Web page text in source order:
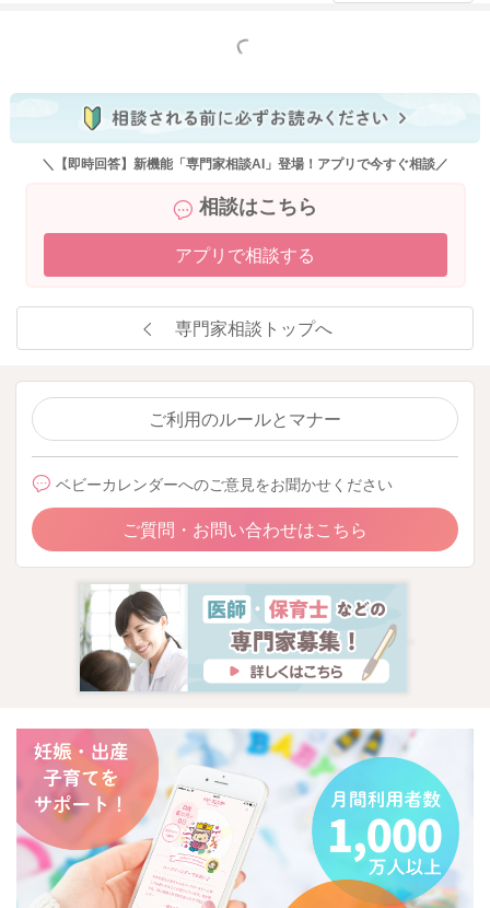
が落ち着くとまた自然に眠れるようになるお子さんも多いです
にする日を作ったり、お子さんの昼寝中は一緒に横になる寝て
おくなど、休息も大事にしてくださいね。
もっと見る
＼【即時回答】新機能「専門家相談AI」登場！アプリで今すぐ相談／
相談はこちら
アプリで相談する
専門家相談トップへ
ご利用のルールとマナー
ベビーカレンダーへのご意見をお聞かせください
ご質問・お問い合わせはこちら